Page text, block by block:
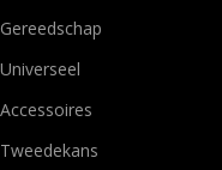
Gereedschap
Universeel
Accessoires
Tweedekans